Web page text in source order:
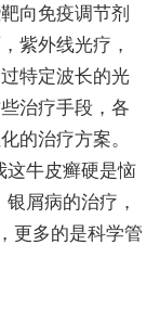
向免疫调节剂
紫外线光疗，
特定波长的光
治疗手段，各
的治疗方案。
这牛皮癣硬是恼
屑病的治疗，
更多的是科学管